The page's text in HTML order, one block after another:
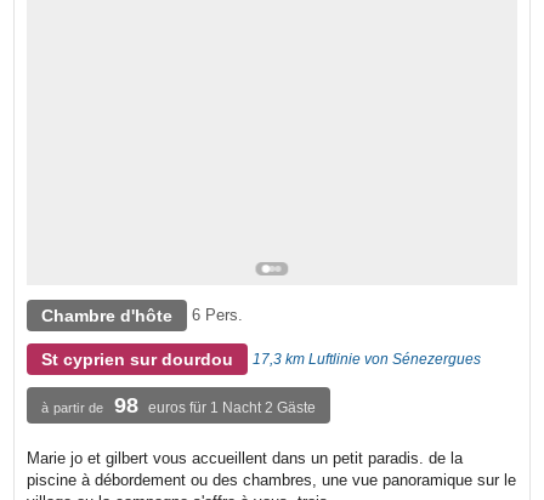
Chambre d'hôte 6 Pers.
St cyprien sur dourdou 17,3 km Luftlinie von Sénezergues
à partir de 98 euros für 1 Nacht 2 Gäste
Marie jo et gilbert vous accueillent dans un petit paradis. de la
piscine à débordement ou des chambres, une vue panoramique sur le